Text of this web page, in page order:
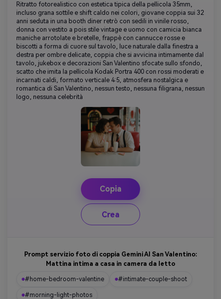
Ritratto fotorealistico con estetica tipica della pellicola 35mm,
incluso grana sottile e shift caldo nei colori, giovane coppia sui 32
anni seduta in una booth diner retrò con sedili in vinile rosso,
donna con vestito a pois stile vintage e uomo con camicia bianca
maniche arrotolate e bretelle, frappè con cannucce rosse e
biscotti a forma di cuore sul tavolo, luce naturale dalla finestra a
destra per ombre delicate, coppia che si avvicina intimamente dal
tavolo, jukebox e decorazioni San Valentino sfocate sullo sfondo,
scatto che imita la pellicola Kodak Portra 400 con rossi moderati e
incarnati caldi, formato verticale 4:5, atmosfera nostalgica e
romantica di San Valentino, nessun testo, nessuna filigrana, nessun
logo, nessuna celebrità
Copia
Crea
Prompt servizio foto di coppia Gemini AI San Valentino:
Mattina intima a casa in camera da letto
#home-bedroom-valentine #intimate-couple-shoot
#morning-light-photos